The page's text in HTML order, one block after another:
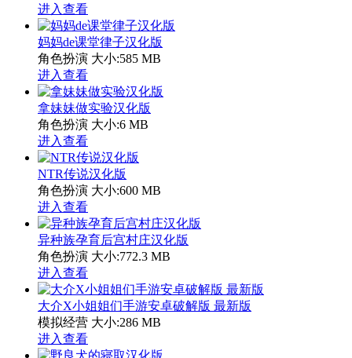
进入查看
妈妈de课堂律子汉化版
角色扮演 大小:585 MB
进入查看
拿妹妹做实验汉化版
角色扮演 大小:6 MB
进入查看
NTR传说汉化版
角色扮演 大小:600 MB
进入查看
异种族孕育后宫村庄汉化版
角色扮演 大小:772.3 MB
进入查看
大介X小姐姐们手游安卓破解版 最新版
模拟经营 大小:286 MB
进入查看